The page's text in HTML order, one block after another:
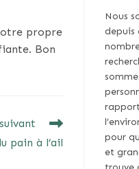
propre
Bon
pain à l’ail
Nous
depuis
pour
et